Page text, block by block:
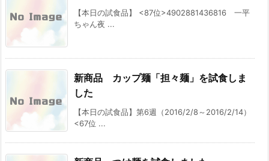
【本日の試食品】 <87位>4902881436816 一平
ちゃん夜 ...
新商品 カップ麺「担々麺」を試食しま
した
【本日の試食品】第6週（2016/2/8～2016/2/14）
<67位 ...